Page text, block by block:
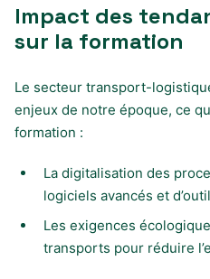
Impact des
sur la formation
Le secteur transport-
enjeux de notre époque, ce
formation :
La digitalisation des
logiciels avancés et
Les exigences
transports pour réduire